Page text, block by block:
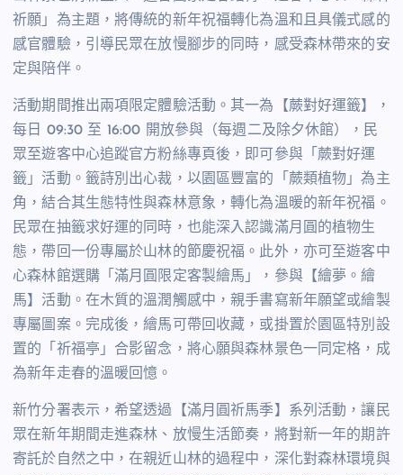
祈願」為主題，將傳統的新年祝福轉化為溫和且具儀式感的
感官體驗，引導民眾在放慢腳步的同時，感受森林帶來的安
定與陪伴。
活動期間推出兩項限定體驗活動。其一為【蕨對好運籤】，
每日
09:30 至 16:00 開放參與（每週二及除夕休館），民
眾至遊客中心追蹤官方粉絲專頁後，即可參與「蕨對好運
籤」活動。籤詩別出心裁，以園區豐富的「蕨類植物」為主
角，結合其生態特性與森林意象，轉化為溫暖的新年祝福。
民眾在抽籤求好運的同時，也能深入認識滿月圓的植物生
態，帶回一份專屬於山林的節慶祝福。此外，亦可至遊客中
心森林館選購「滿月圓限定客製繪馬」，參與【繪夢。繪
馬】活動。在木質的溫潤觸感中，親手書寫新年願望或繪製
專屬圖案。完成後，繪馬可帶回收藏，或掛置於園區特別設
置的「祈福亭」合影留念，將心願與森林景色一同定格，成
為新年走春的溫暖回憶。
新竹分署表示，希望透過【滿月圓祈馬季】系列活動，讓民
眾在新年期間走進森林、放慢生活節奏，將對新一年的期許
寄託於自然之中，在親近山林的過程中，深化對森林環境與